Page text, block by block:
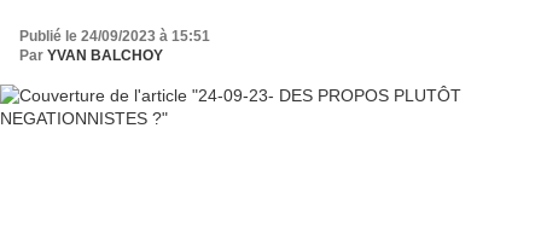
Publié le 24/09/2023 à 15:51
Par YVAN BALCHOY